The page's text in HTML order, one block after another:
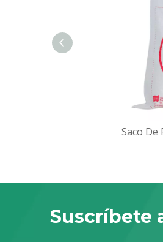
Saco
Suscríbete